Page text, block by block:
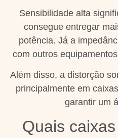
Sensibilidade alta
consegue entregar
potência. Já a
com outros
Além disso, a distorção
principalmente em
garantir um
Quais